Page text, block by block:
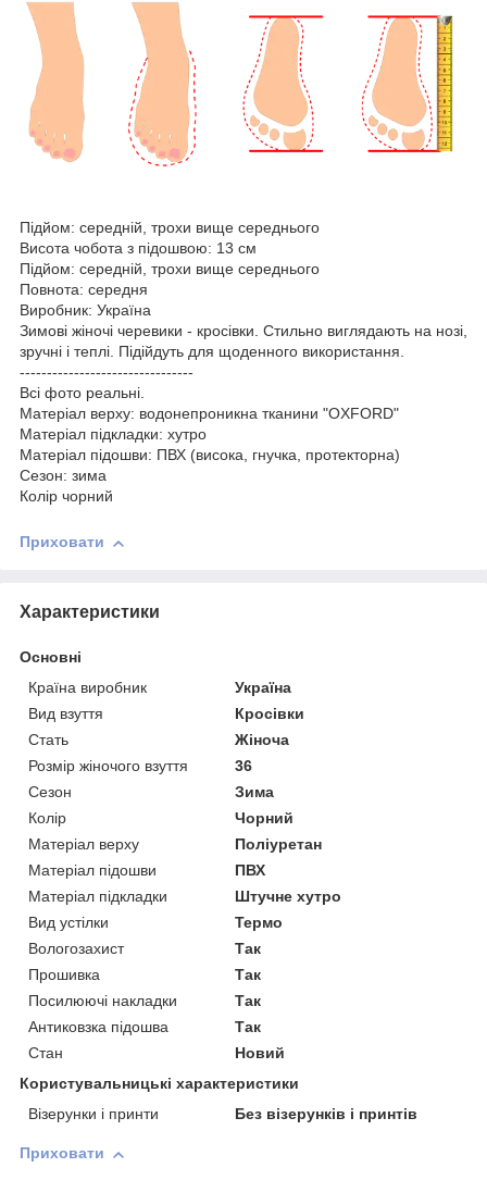
Підйом: середній, трохи вище середнього
Висота чобота з підошвою: 13 см
Підйом: середній, трохи вище середнього
Повнота: середня
Виробник: Україна
Зимові жіночі черевики - кросівки. Стильно виглядають на нозі,
зручні і теплі. Підійдуть для щоденного використання.
--------------------------------
Всі фото реальні.
Матеріал верху: водонепроникна тканини "OXFORD"
Матеріал підкладки: хутро
Матеріал підошви: ПВХ (висока, гнучка, протекторна)
Сезон: зима
Колір чорний
Приховати
Характеристики
Основні
Країна виробник
Україна
Вид взуття
Кросівки
Стать
Жіноча
Розмір жіночого взуття
36
Сезон
Зима
Колір
Чорний
Матеріал верху
Поліуретан
Матеріал підошви
ПВХ
Матеріал підкладки
Штучне хутро
Вид устілки
Термо
Вологозахист
Так
Прошивка
Так
Посилюючі накладки
Так
Антиковзка підошва
Так
Стан
Новий
Користувальницькі характеристики
Візерунки і принти
Без візерунків і принтів
Приховати